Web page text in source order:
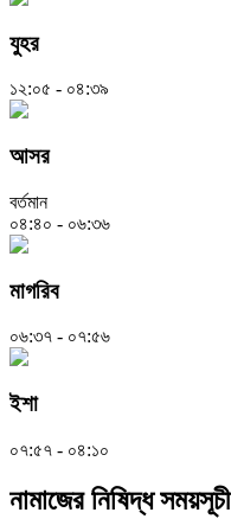
যুহর
১২:০৫ - ০৪:৩৯
আসর
বর্তমান
০৪:৪০ - ০৬:৩৬
মাগরিব
০৬:৩৭ - ০৭:৫৬
ইশা
০৭:৫৭ - ০৪:১০
নামাজের নিষিদ্ধ সময়সূচী